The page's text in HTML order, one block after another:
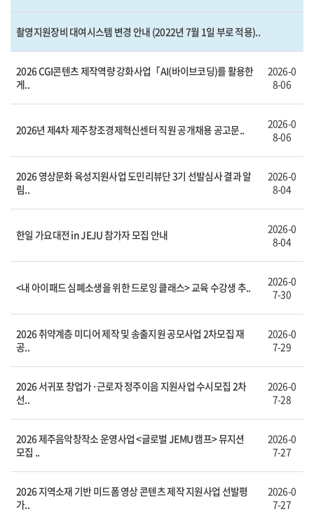
촬영지원장비 대여시스템 변경 안내 (2022년 7월 1일 부로 적용)..
2026 CGI콘텐츠 제작역량 강화사업「AI(바이브코딩)를 활용한
게..
2026-0
8-06
2026년 제4차 제주창조경제혁신센터 직원 공개채용 공고문..
2026-0
8-06
2026 영상문화 육성지원사업 도민리뷰단 3기 선발심사 결과 알
림..
2026-0
8-04
한일 가요대전 in JEJU 참가자 모집 안내
2026-0
8-04
<내 아이패드 심폐소생을 위한 드로잉 클래스> 교육 수강생 추..
2026-0
7-30
2026 취약계층 미디어 제작 및 송출지원 공모사업 2차모집 재
공..
2026-0
7-29
2026 서귀포 창업가·근로자 정주이음 지원사업 수시모집 2차
선..
2026-0
7-28
2026 제주음악창작소 운영사업 <글로벌 JEMU 캠프> 뮤지션
모집 ..
2026-0
7-27
2026 지역소재 기반 미드폼 영상 콘텐츠 제작 지원사업 선발평
가..
2026-0
7-27